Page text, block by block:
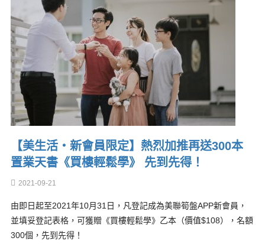
【美生活‧新會員限定】熱烈加推再送300本
置業天書《買樓輕鬆學》 先到先得！
2021-09-21
由即日起至2021年10月31日，凡登記成為美聯筍盤APP新會員，
並填妥登記表格，可獲贈《買樓輕鬆學》乙本（價值$108），名額
300個，先到先得！